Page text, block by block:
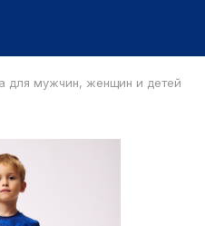
для мужчин, женщин и детей